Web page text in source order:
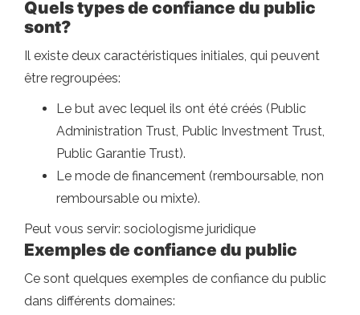
Quels types de confiance du public
sont?
Il existe deux caractéristiques initiales, qui peuvent
être regroupées:
Le but avec lequel ils ont été créés (Public
Administration Trust, Public Investment Trust,
Public Garantie Trust).
Le mode de financement (remboursable, non
remboursable ou mixte).
Peut vous servir: sociologisme juridique
Exemples de confiance du public
Ce sont quelques exemples de confiance du public
dans différents domaines: